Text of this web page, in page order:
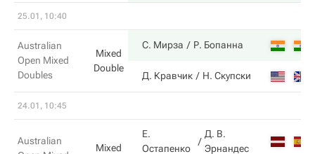
25.01, 10:40
Australian
Open Mixed
Doubles
Mixed
Double
С. Мирза Р. Бопанна
Д. Кравчик Н. Скупски
24.01, 10:45
Australian
Mixed
Е.
Остапенко
Д. В.
Эрнандес